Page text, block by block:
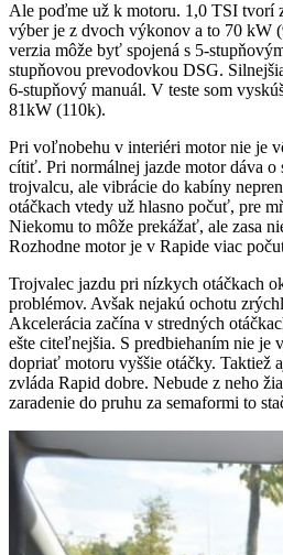
Ale poďme už k motoru. 1,0 TSI tvorí
výber je z dvoch výkonov a to 70 kW
verzia môže byť spojená s 5-
stupňovou prevodovkou DSG.
6-stupňový manuál. V teste som
81kW (110k).
Pri voľnobehu v interiéri motor nie je
cítiť. Pri normálnej jazde motor dáva o
trojvalcu, ale vibrácie do kabíny
otáčkach vtedy už hlasno počuť, pre
Niekomu to môže prekážať, ale zasa
Rozhodne motor je v Rapide viac
Trojvalec jazdu pri nízkych otáčkach
problémov. Avšak nejakú ochotu
Akcelerácia začína v stredných
ešte citeľnejšia. S predbiehaním nie je
dopriať motoru vyššie otáčky. Taktiež
zvláda Rapid dobre. Nebude z neho
zaradenie do pruhu za semaformi to